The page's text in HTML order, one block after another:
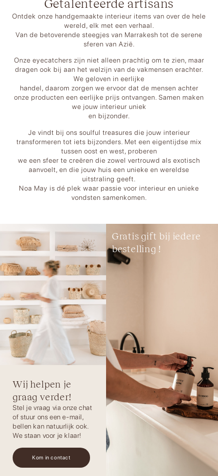
Getalenteerde artisans
Ontdek onze handgemaakte interieur items van over de hele
wereld, elk met een verhaal.
Van de betoverende steegjes van Marrakesh tot de serene
sferen van Azië.
Onze eyecatchers zijn niet alleen prachtig om te zien, maar
dragen ook bij aan het welzijn van de vakmensen erachter.
We geloven in eerlijke
handel, daarom zorgen we ervoor dat de mensen achter
onze producten een eerlijke prijs ontvangen. Samen maken
we jouw interieur uniek
en bijzonder.
Je vindt bij ons soulful treasures die jouw interieur
transformeren tot iets bijzonders. Met een eigentijdse mix
tussen oost en west, proberen
we een sfeer te creëren die zowel vertrouwd als exotisch
aanvoelt, en die jouw huis een unieke en wereldse
uitstraling geeft.
Noa May is dé plek waar passie voor interieur en unieke
vondsten samenkomen.
Gratis gift bij iedere
bestelling !
Wij helpen je
graag verder!
Stel je vraag via onze chat
of stuur ons een e-mail,
bellen kan natuurlijk ook.
We staan voor je klaar!
Kom in contact